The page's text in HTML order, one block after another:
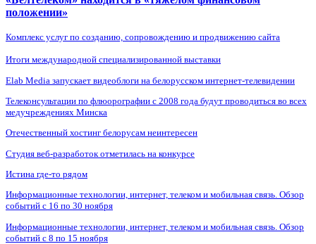
положении»
Комплекс услуг по созданию, сопровождению и продвижению сайта
Итоги международной специализированной выставки
Elab Media запускает видеоблоги на белорусском интернет-телевидении
Телеконсультации по флюорографии с 2008 года будут проводиться во всех
медучреждениях Минска
Отечественный хостинг белорусам неинтересен
Студия веб-разработок отметилась на конкурсе
Истина где-то рядом
Информационные технологии, интернет, телеком и мобильная связь. Обзор
событий с 16 по 30 ноября
Информационные технологии, интернет, телеком и мобильная связь. Обзор
событий с 8 по 15 ноября